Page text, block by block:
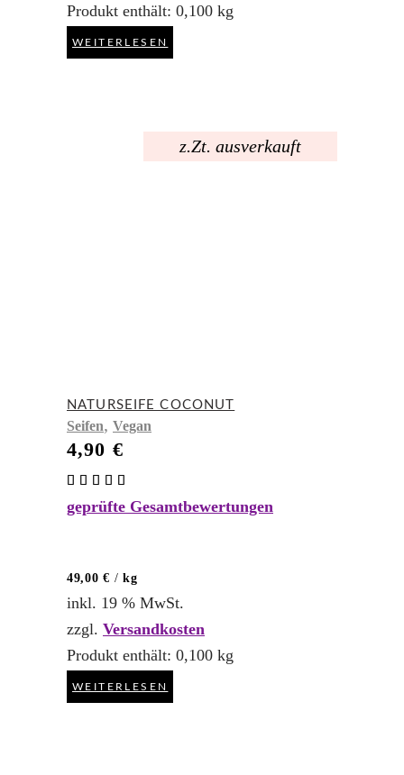
Produkt enthält: 0,100 kg
WEITERLESEN
z.Zt. ausverkauft
NATURSEIFE COCONUT
Seifen, Vegan
4,90 €
5.00
geprüfte Gesamtbewertungen
49,00€ /kg
inkl. 19 % MwSt.
zzgl. Versandkosten
Produkt enthält: 0,100 kg
WEITERLESEN